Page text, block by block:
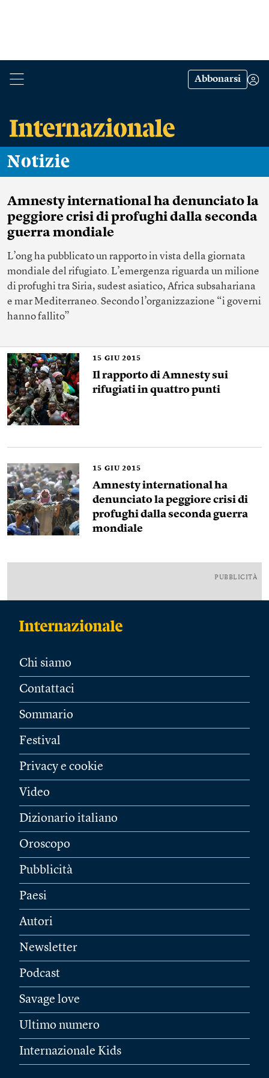
Abbonarsi
Notizie
Amnesty international ha denunciato la
peggiore crisi di profughi dalla seconda
guerra mondiale
L’ong ha pubblicato un rapporto in vista della giornata
mondiale del rifugiato. L’emergenza riguarda un milione
di profughi tra Siria, sudest asiatico, Africa subsahariana
e mar Mediterraneo. Secondo l’organizzazione “i governi
hanno fallito”
15 GIU 2015
Il rapporto di Amnesty sui
rifugiati in quattro punti
15 GIU 2015
Amnesty international ha
denunciato la peggiore crisi di
profughi dalla seconda guerra
mondiale
PUBBLICITÀ
Chi siamo
Contattaci
Sommario
Festival
Privacy e cookie
Video
Dizionario italiano
Oroscopo
Pubblicità
Paesi
Autori
Newsletter
Podcast
Savage love
Ultimo numero
Internazionale Kids